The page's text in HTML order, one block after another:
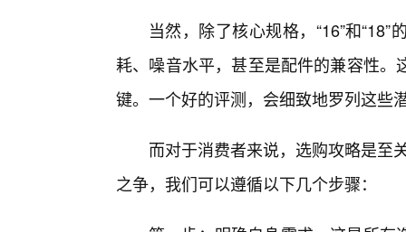
当然，除了核心规格，“16”和
耗、噪音水平，甚至是配件的兼容性
键。一个好的评测，会细致地罗列这些
而对于消费者来说，选购攻略是至
之争，我们可以遵循以下几个步骤：